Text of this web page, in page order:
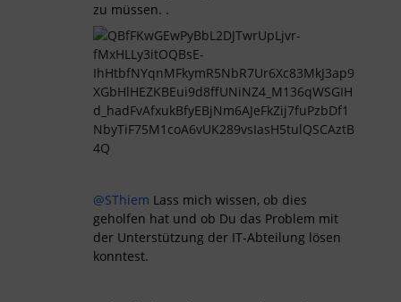
zu müssen. .
@SThiem Lass mich wissen, ob dies
geholfen hat und ob Du das Problem mit
der Unterstützung der IT-Abteilung lösen
konntest.